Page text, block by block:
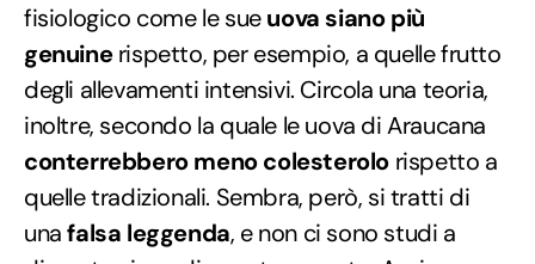
fisiologico come le sueuova siano più
genuinerispetto, per esempio, a quelle frutto
degli allevamenti intensivi. Circola una teoria,
inoltre, secondo la quale le uova di Araucana
conterrebbero meno colesterolo rispetto a
quelle tradizionali. Sembra, però, si tratti di
unafalsa leggenda, e non ci sono studi a